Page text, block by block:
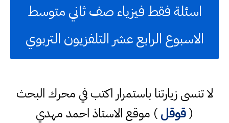
اسئلة فقط فيزياء صف ثاني متوسط
الاسبوع الرابع عشر التلفزيون التربوي
لا تنسى زيارتنا باستمرار اكتب في محرك البحث
(قوقل) موقع الاستاذ احمد مهدي